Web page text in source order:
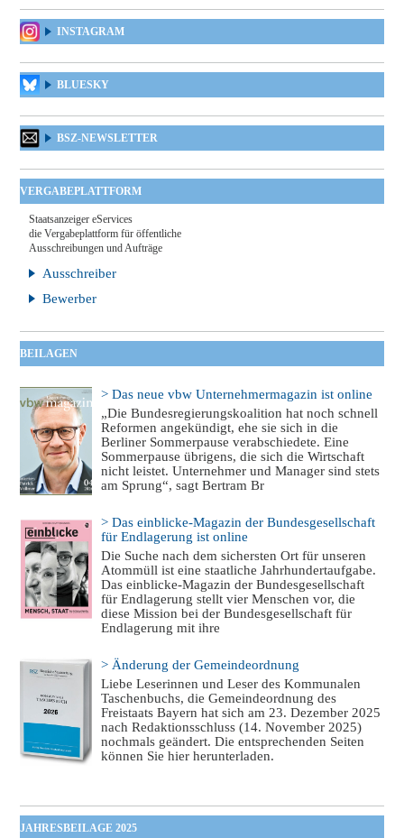
INSTAGRAM
BLUESKY
BSZ-NEWSLETTER
VERGABEPLATTFORM
Staatsanzeiger eServices
die Vergabeplattform für öffentliche
Ausschreibungen und Aufträge
Ausschreiber
Bewerber
BEILAGEN
> Das neue vbw Unternehmermagazin ist online
„Die Bundesregierungskoalition hat noch schnell
Reformen angekündigt, ehe sie sich in die
Berliner Sommerpause verabschiedete. Eine
Sommerpause übrigens, die sich die Wirtschaft
nicht leistet. Unternehmer und Manager sind stets
am Sprung“, sagt Bertram Br
> Das einblicke-Magazin der Bundesgesellschaft
für Endlagerung ist online
Die Suche nach dem sichersten Ort für unseren
Atommüll ist eine staatliche Jahrhundertaufgabe.
Das einblicke-Magazin der Bundesgesellschaft
für Endlagerung stellt vier Menschen vor, die
diese Mission bei der Bundesgesellschaft für
Endlagerung mit ihre
> Änderung der Gemeindeordnung
Liebe Leserinnen und Leser des Kommunalen
Taschenbuchs, die Gemeindeordnung des
Freistaats Bayern hat sich am 23. Dezember 2025
nach Redaktionsschluss (14. November 2025)
nochmals geändert. Die entsprechenden Seiten
können Sie hier herunterladen.
JAHRESBEILAGE 2025